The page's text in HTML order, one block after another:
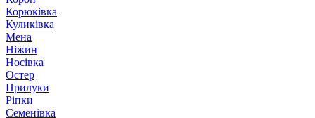
Корюківка
Куликівка
Мена
Ніжин
Носівка
Остер
Прилуки
Ріпки
Семенівка